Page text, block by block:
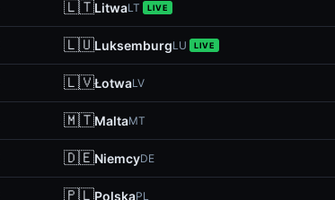
🇱🇹LitwaLT LIVE
🇱🇺LuksemburgLU LIVE
🇱🇻ŁotwaLV
🇲🇹MaltaMT
🇩🇪NiemcyDE
🇵🇱PolskaPL